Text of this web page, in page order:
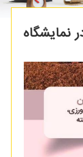
نمایشگاه